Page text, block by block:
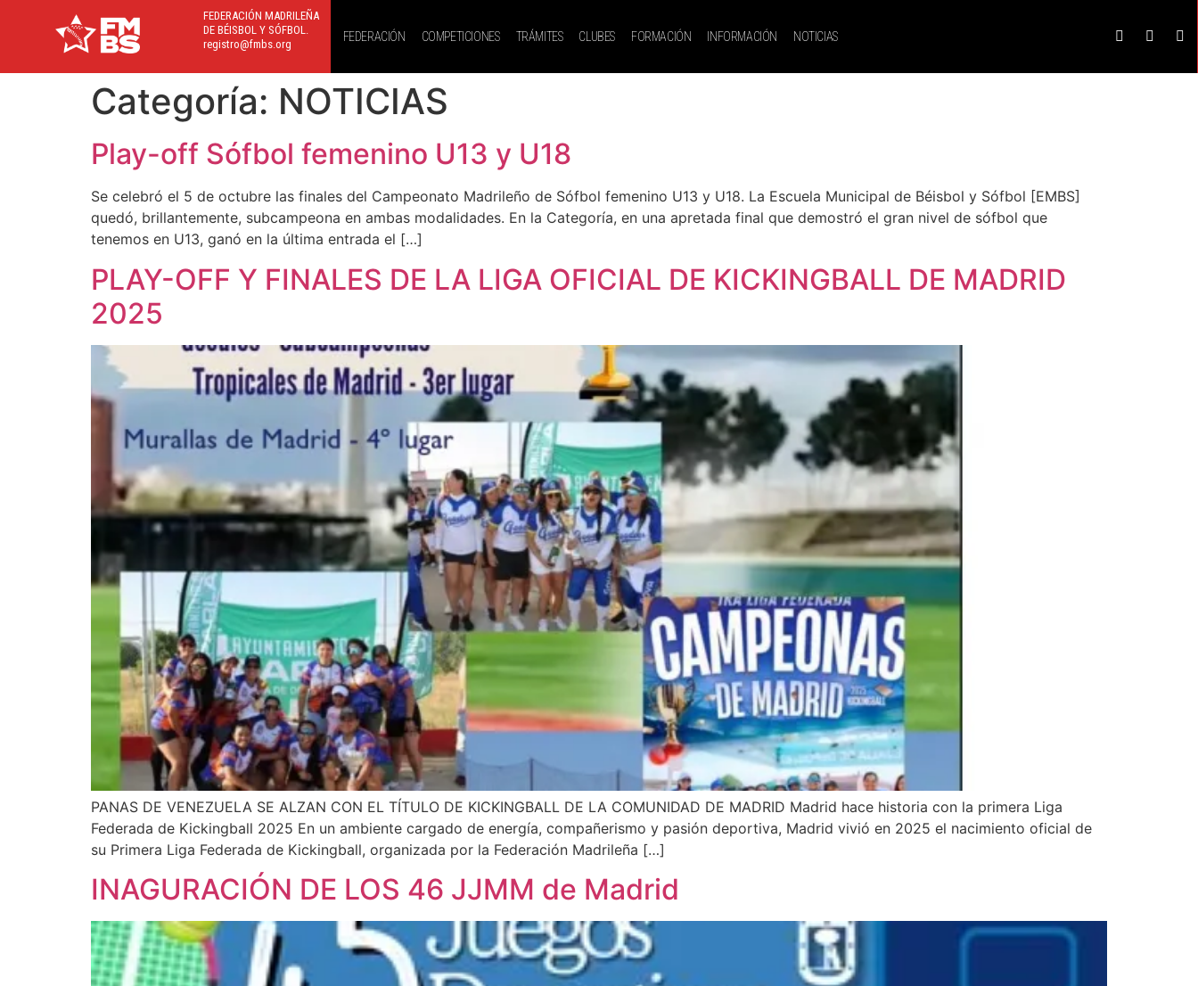
FEDERACIÓN MADRILEÑA
DE BÉISBOL Y SÓFBOL.
registro@fmbs.org
FEDERACIÓN COMPETICIONES TRÁMITES CLUBES FORMACIÓN INFORMACIÓN NOTICIAS
Categoría: NOTICIAS
Play-off Sófbol femenino U13 y U18
Se celebró el 5 de octubre las finales del Campeonato Madrileño de Sófbol femenino U13 y U18. La Escuela Municipal de Béisbol y Sófbol [EMBS]
quedó, brillantemente, subcampeona en ambas modalidades. En la Categoría, en una apretada final que demostró el gran nivel de sófbol que
tenemos en U13, ganó en la última entrada el […]
PLAY-OFF Y FINALES DE LA LIGA OFICIAL DE KICKINGBALL DE MADRID
2025
PANAS DE VENEZUELA SE ALZAN CON EL TÍTULO DE KICKINGBALL DE LA COMUNIDAD DE MADRID Madrid hace historia con la primera Liga
Federada de Kickingball 2025 En un ambiente cargado de energía, compañerismo y pasión deportiva, Madrid vivió en 2025 el nacimiento oficial de
su Primera Liga Federada de Kickingball, organizada por la Federación Madrileña […]
INAGURACIÓN DE LOS 46 JJMM de Madrid